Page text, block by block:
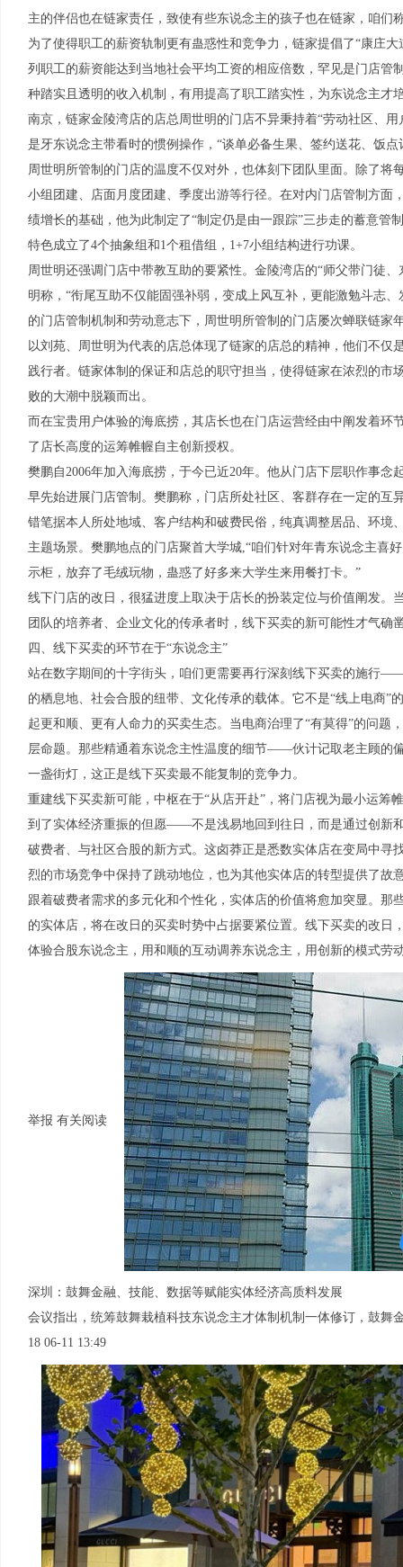
主的伴侣也在链家责任，致使有些东说念主的孩子也在链家，咱们
为了使得职工的薪资轨制更有蛊惑性和竞争力，链家提倡了“康庄
列职工的薪资能达到当地社会平均工资的相应倍数，罕见是门店管
种踏实且透明的收入机制，有用提高了职工踏实性，为东说念主才
南京，链家金陵湾店的店总周世明的门店不异秉持着“劳动社区、
是牙东说念主带看时的惯例操作，“谈单必备生果、签约送花、饭
周世明所管制的门店的温度不仅对外，也体刻下团队里面。除了将
小组团建、店面月度团建、季度出游等行径。在对内门店管制方面
绩增长的基础，他为此制定了“制定仍是由一跟踪”三步走的蓄意管
特色成立了4个抽象组和1个租借组，1+7小组结构进行功课。
周世明还强调门店中带教互助的要紧性。金陵湾店的“师父带门徒
明称，“衔尾互助不仅能固强补弱，变成上风互补，更能激勉斗志
的门店管制机制和劳动意志下，周世明所管制的门店屡次蝉联链家
以刘苑、周世明为代表的店总体现了链家的店总的精神，他们不仅
践行者。链家体制的保证和店总的职守担当，使得链家在浓烈的市
败的大潮中脱颖而出。
而在宝贵用户体验的海底捞，其店长也在门店运营经由中阐发着环
了店长高度的运筹帷幄自主创新授权。
樊鹏自2006年加入海底捞，于今已近20年。他从门店下层职作事念
早先始进展门店管制。樊鹏称，门店所处社区、客群存在一定的互
错笔据本人所处地域、客户结构和破费民俗，纯真调整居品、环境
主题场景。樊鹏地点的门店聚首大学城,“咱们针对年青东说念主喜
示柜，放弃了毛绒玩物，蛊惑了好多来大学生来用餐打卡。”
线下门店的改日，很猛进度上取决于店长的扮装定位与价值阐发。
团队的培养者、企业文化的传承者时，线下买卖的新可能性才气确
四、线下买卖的环节在于“东说念主”
站在数字期间的十字街头，咱们更需要再行深刻线下买卖的施行
的栖息地、社会合股的纽带、文化传承的载体。它不是“线上电商”
起更和顺、更有人命力的买卖生态。当电商治理了“有莫得”的问题
层命题。那些精通着东说念主性温度的细节——伙计记取老主顾的
一盏街灯，这正是线下买卖最不能复制的竞争力。
重建线下买卖新可能，中枢在于“从店开赴”，将门店视为最小运筹
到了实体经济重振的但愿——不是浅易地回到往日，而是通过创新
破费者、与社区合股的新方式。这卤莽正是悉数实体店在变局中寻
烈的市场竞争中保持了跳动地位，也为其他实体店的转型提供了故
跟着破费者需求的多元化和个性化，实体店的价值将愈加突显。那
的实体店，将在改日的买卖时势中占据要紧位置。线下买卖的改
体验合股东说念主，用和顺的互动调养东说念主，用创新的模式劳
举报 有关阅读
深圳：鼓舞金融、技能、数据等赋能实体经济高质料发展
会议指出，统筹鼓舞栽植科技东说念主才体制机制一体修订，鼓舞
18 06-11 13:49